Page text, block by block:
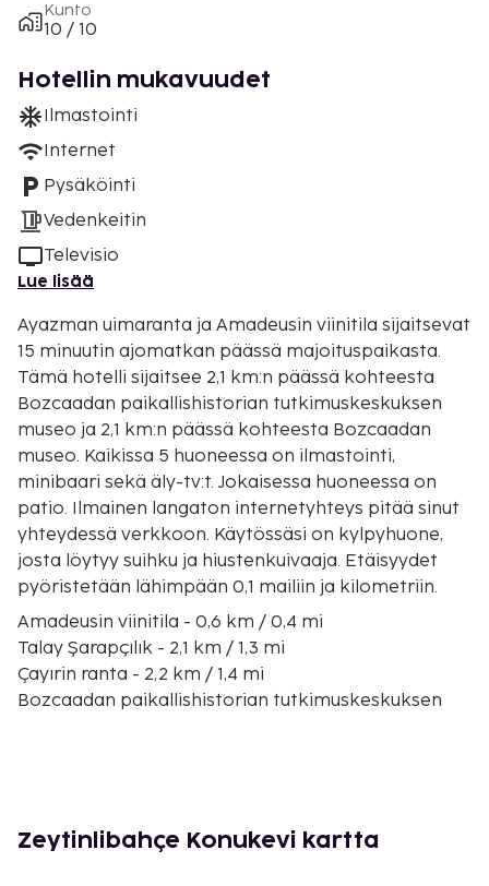
Kunto
10 / 10
Hotellin mukavuudet
Ilmastointi
Internet
Pysäköinti
Vedenkeitin
Televisio
Lue lisää
Ayazman uimaranta ja Amadeusin viinitila sijaitsevat
15 minuutin ajomatkan päässä majoituspaikasta.
Tämä hotelli sijaitsee 2,1 km:n päässä kohteesta
Bozcaadan paikallishistorian tutkimuskeskuksen
museo ja 2,1 km:n päässä kohteesta Bozcaadan
museo. Kaikissa 5 huoneessa on ilmastointi,
minibaari sekä äly-tv:t. Jokaisessa huoneessa on
patio. Ilmainen langaton internetyhteys pitää sinut
yhteydessä verkkoon. Käytössäsi on kylpyhuone,
josta löytyy suihku ja hiustenkuivaaja. Etäisyydet
pyöristetään lähimpään 0,1 mailiin ja kilometriin.
Amadeusin viinitila - 0,6 km / 0,4 mi
Talay Şarapçılık - 2,1 km / 1,3 mi
Çayırin ranta - 2,2 km / 1,4 mi
Bozcaadan paikallishistorian tutkimuskeskuksen
Gestas Bozcaada -lauttaterminaali - 2,6 km / 1,6 mi
Bozcaadan linna - 2,6 km / 1,6 mi
Zeytinlibahçe Konukevi kartta